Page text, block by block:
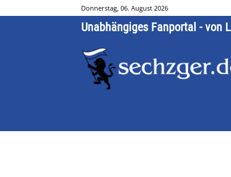
Donnerstag, 06. August 2026
Unabhängiges Fanportal - von